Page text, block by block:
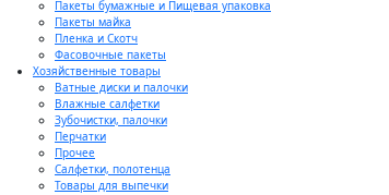
Пакеты бумажные и Пищевая упаковка
Пакеты майка
Пленка и Скотч
Фасовочные пакеты
Хозяйственные товары
Ватные диски и палочки
Влажные салфетки
Зубочистки, палочки
Перчатки
Прочее
Салфетки, полотенца
Товары для выпечки